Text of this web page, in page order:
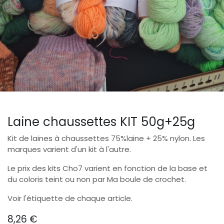
Laine chaussettes KIT 50g+25g
Kit de laines à chaussettes 75%laine + 25% nylon. Les
marques varient d'un kit à l'autre.
Le prix des kits Cho7 varient en fonction de la base et
du coloris teint ou non par Ma boule de crochet.
Voir l'étiquette de chaque article.
8,26 €